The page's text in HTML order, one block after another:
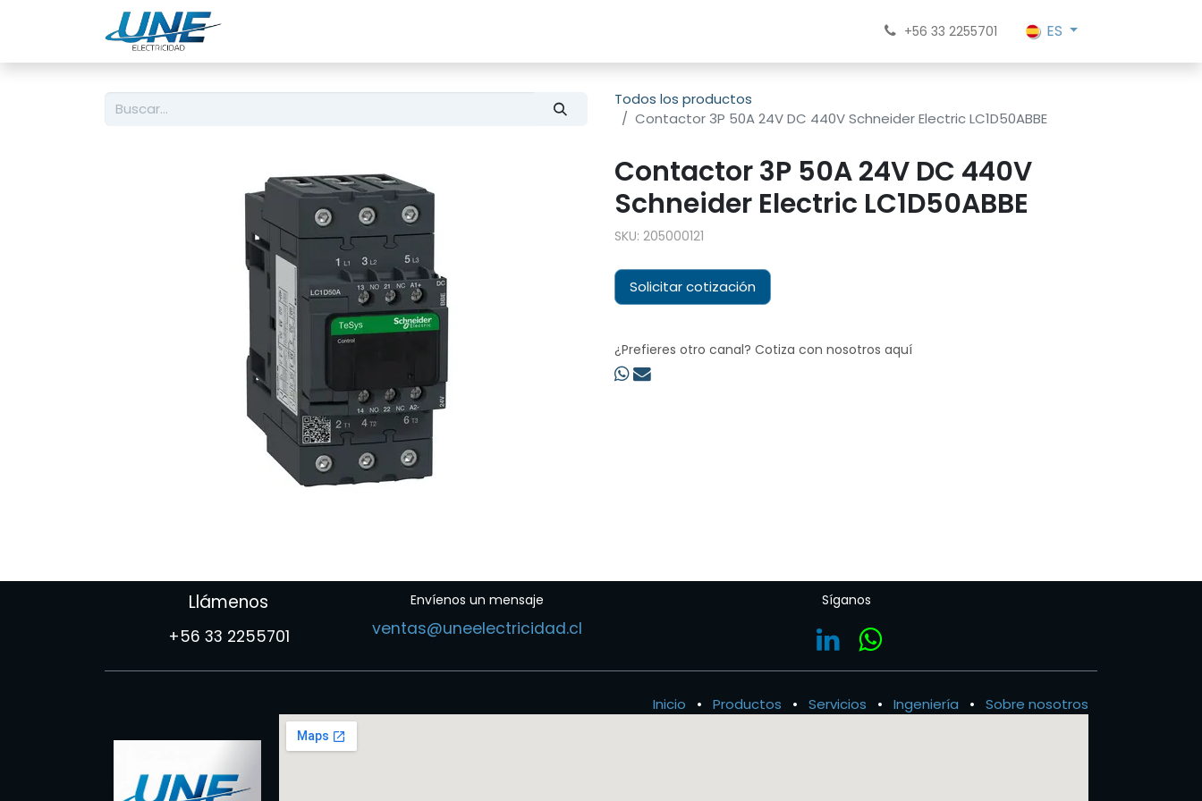
+56 33 2255701 ES
Todos los productos
Contactor 3P 50A 24V DC 440V Schneider Electric LC1D50ABBE
Contactor 3P 50A 24V DC 440V
Schneider Electric LC1D50ABBE
SKU: 205000121
Solicitar cotización
¿Prefieres otro canal? Cotiza con nosotros aquí
Llámenos
+56 33 2255701
Envíenos un mensaje
ventas@uneelectricidad.cl
Síganos
Inicio • Productos • Servicios • Ingeniería • Sobre nosotros